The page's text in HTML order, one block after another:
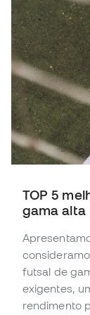
TOP 5
gama alta
futsal de
exigentes,
rendimento